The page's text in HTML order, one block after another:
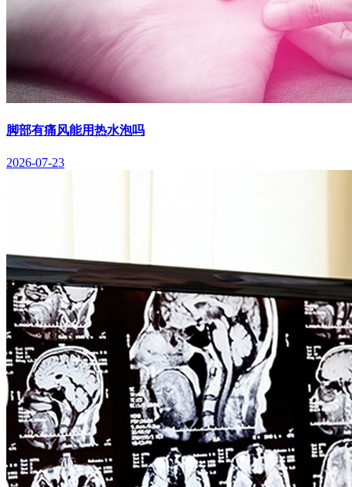
脚部有痛风能用热水泡吗
2026-07-23